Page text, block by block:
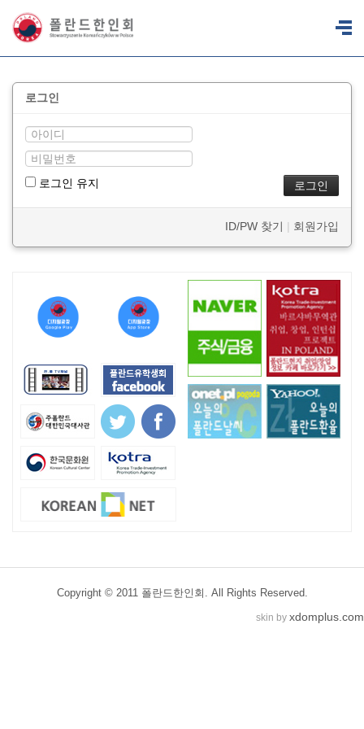
로그인
로그인 유지
ID/PW 찾기 | 회원가입
Copyright © 2011 폴란드한인회. All Rights Reserved.
skin by xdomplus.com